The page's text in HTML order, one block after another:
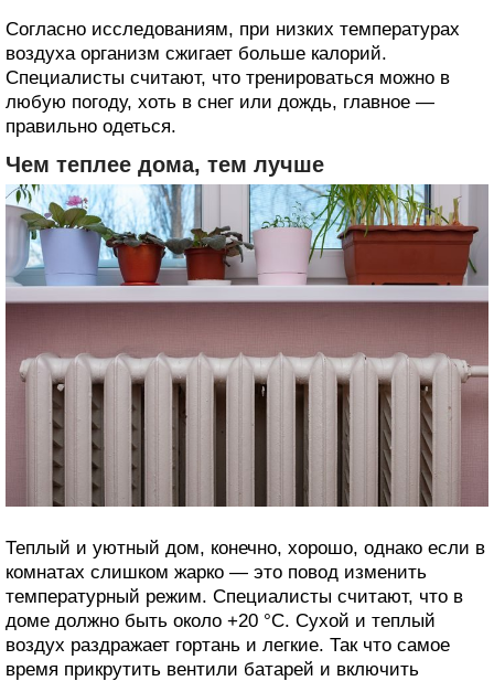
Согласно исследованиям, при низких температурах
воздуха организм сжигает больше калорий.
Специалисты считают, что тренироваться можно в
любую погоду, хоть в снег или дождь, главное —
правильно одеться.
Чем теплее дома, тем лучше
Теплый и уютный дом, конечно, хорошо, однако если в
комнатах слишком жарко — это повод изменить
температурный режим. Специалисты считают, что в
доме должно быть около +20 °C. Сухой и теплый
воздух раздражает гортань и легкие. Так что самое
время прикрутить вентили батарей и включить